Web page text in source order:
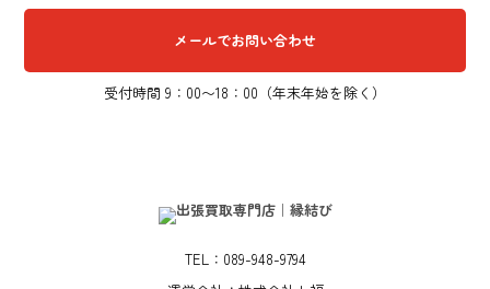
メールでお問い合わせ
受付時間 9：00〜18：00（年末年始を除く）
TEL：089-948-9794